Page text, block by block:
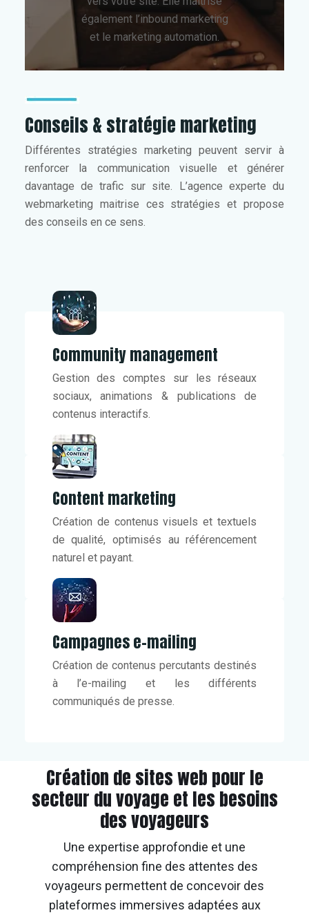
également l’inbound marketing
et le marketing automation.
Conseils & stratégie marketing
Différentes stratégies marketing peuvent servir à
renforcer la communication visuelle et générer
davantage de trafic sur site. L’agence experte du
webmarketing maitrise ces stratégies et propose
des conseils en ce sens.
Community management
Gestion des comptes sur les réseaux
sociaux, animations & publications de
contenus interactifs.
Content marketing
Création de contenus visuels et textuels
de qualité, optimisés au référencement
naturel et payant.
Campagnes e-mailing
Création de contenus percutants destinés
à l’e-mailing et les différents
communiqués de presse.
Création de sites web pour le
secteur du voyage et les besoins
des voyageurs
Une expertise approfondie et une
compréhension fine des attentes des
voyageurs permettent de concevoir des
plateformes immersives adaptées aux